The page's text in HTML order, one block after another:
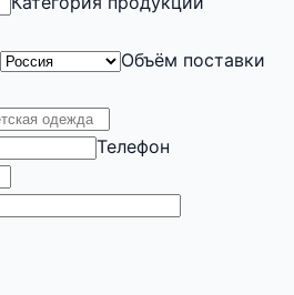
Объём поставки
Телефон